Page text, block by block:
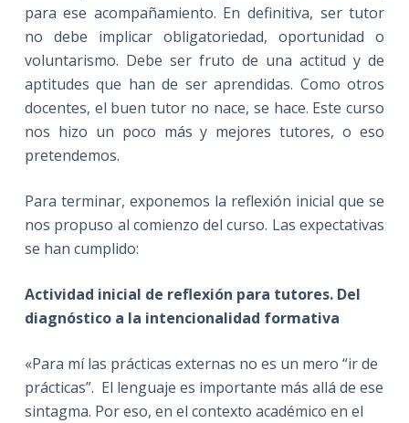
para ese acompañamiento. En definitiva, ser tutor
no debe implicar obligatoriedad, oportunidad o
voluntarismo. Debe ser fruto de una actitud y de
aptitudes que han de ser aprendidas. Como otros
docentes, el buen tutor no nace, se hace. Este curso
nos hizo un poco más y mejores tutores, o eso
pretendemos.
Para terminar, exponemos la reflexión inicial que se
nos propuso al comienzo del curso. Las expectativas
se han cumplido:
Actividad inicial de reflexión para tutores. Del
diagnóstico a la intencionalidad formativa
«Para mí las prácticas externas no es un mero “ir de
prácticas”. El lenguaje es importante más allá de ese
sintagma. Por eso, en el contexto académico en el